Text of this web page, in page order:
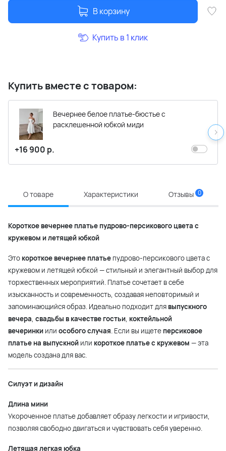
В корзину
Купить в 1 клик
Купить вместе с товаром:
Вечернее белое платье-бюстье с
расклешенной юбкой миди
+16 900 р.
О товаре Характеристики Отзывы 0
Короткое вечернее платье пудрово-персикового цвета с
кружевом и летящей юбкой
Это короткое вечернее платье пудрово-персикового цвета с
кружевом и летящей юбкой — стильный и элегантный выбор для
торжественных мероприятий. Платье сочетает в себе
изысканность и современность, создавая неповторимый и
запоминающийся образ. Идеально подходит для выпускного
вечера, свадьбы в качестве гостьи, коктейльной
вечеринки или особого случая. Если вы ищете персиковое
платье на выпускной или короткое платье с кружевом — эта
модель создана для вас.
Силуэт и дизайн
Длина мини
Укороченное платье добавляет образу легкости и игривости,
позволяя свободно двигаться и чувствовать себя уверенно.
Летящая легкая юбка